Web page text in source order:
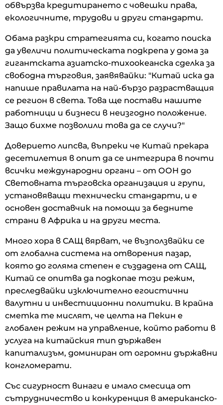
обвързва кредитирането с човешки права,
екологичните, трудови и други стандарти.
Обама разкри стратегията си, когато поиска
да увеличи политическата подкрепа у дома за
гигантската азиатско-тихоокеанска сделка за
свободна търговия, заявявайки: "Китай иска да
напише правилата на най-бързо разрастващия
се регион в света. Това ще постави нашите
работници и бизнеси в неизгодно положение.
Защо бихме позволили това да се случи?"
Доверието липсва, въпреки че Китай прекара
десетилетия в опит да се интегрира в почти
всички международни органи – от ООН до
Световната търговска организация и групи,
установяващи технически стандарти, и е
основен доставчик на помощи за бедните
страни в Африка и на други места.
Много хора в САЩ вярват, че възползвайки се
от глобална система на отворения пазар,
която до голяма степен е създадена от САЩ,
Китай се опитва да подкопае този режим,
преследвайки изключително егоистични
валутни и инвестиционни политики. В крайна
сметка те мислят, че целта на Пекин е
глобален режим на управление, който работи в
услуга на китайския тип държавен
капитализъм, доминиран от огромни държавни
конгломерати.
Със сигурност винаги е имало смесица от
сътрудничество и конкуренция в американско-